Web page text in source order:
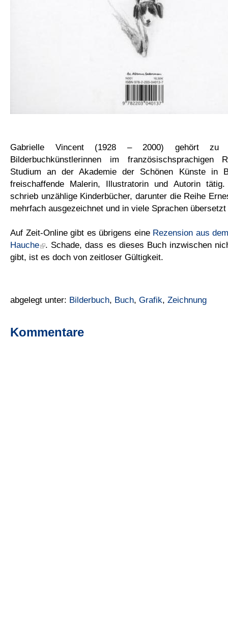
Gabrielle Vincent (1928 – 2000) gehört zu
Bilderbuchkünstlerinnen im französischsprachigen
Studium an der Akademie der Schönen Künste in
freischaffende Malerin, Illustratorin und Autorin
schrieb unzählige Kinderbücher, darunter die Reihe
mehrfach ausgezeichnet und in viele Sprachen
Auf Zeit-Online gibt es übrigens eine Rezension aus
Hauche
. Schade, dass es dieses Buch inzwischen
gibt, ist es doch von zeitloser Gültigkeit.
abgelegt unter: Bilderbuch, Buch, Grafik, Zeichnung
Kommentare